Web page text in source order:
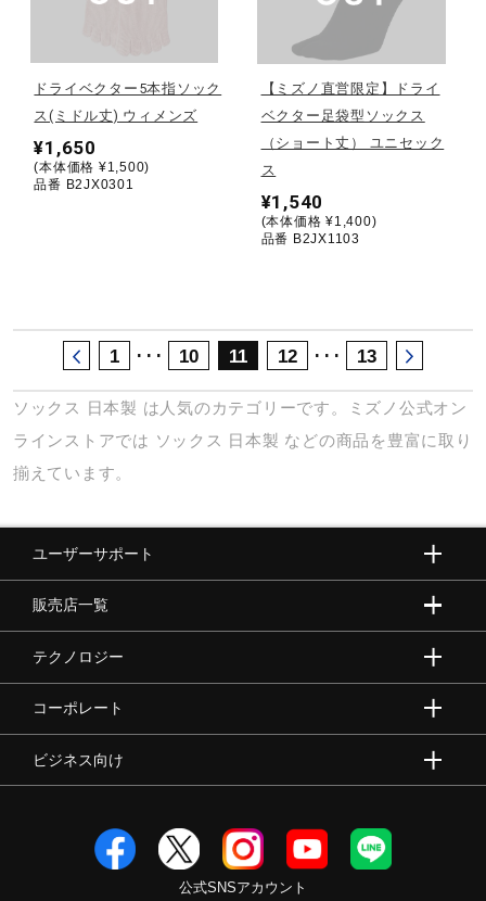
取扱店一覧
ドライベクター5本指ソック
ス(ミドル丈) ウィメンズ
¥1,650
(本体価格 ¥1,500)
品番 B2JX0301
【ミズノ直営限定】ドライ
ベクター足袋型ソックス
（ショート丈） ユニセック
ス
¥1,540
(本体価格 ¥1,400)
品番 B2JX1103
1 ･･･ 10 11 12 ･･･ 13
ソックス 日本製 は人気のカテゴリーです。ミズノ公式オン
ラインストアでは ソックス 日本製 などの商品を豊富に取り
揃えています。
ユーザーサポート
販売店一覧
テクノロジー
コーポレート
ビジネス向け
公式SNSアカウント